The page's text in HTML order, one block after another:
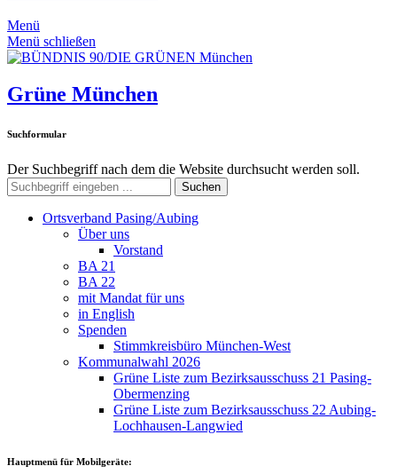
Menü
Menü schließen
Grüne München
Suchformular
Der Suchbegriff nach dem die Website durchsucht werden soll.
Suchen
Ortsverband Pasing/Aubing
Über uns
Vorstand
BA 21
BA 22
mit Mandat für uns
in English
Spenden
Stimmkreisbüro München-West
Kommunalwahl 2026
Grüne Liste zum Bezirksausschuss 21 Pasing-
Obermenzing
Grüne Liste zum Bezirksausschuss 22 Aubing-
Lochhausen-Langwied
Hauptmenü für Mobilgeräte: